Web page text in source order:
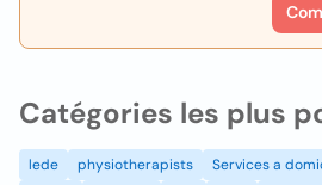
Catégories les plus
lede physiotherapists
Services a